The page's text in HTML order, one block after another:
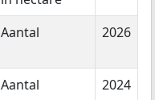
Aantal 2026
Aantal 2024